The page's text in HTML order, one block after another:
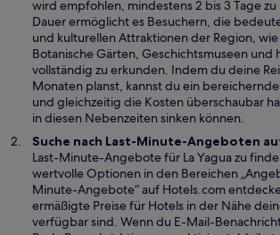
r
g
e
ö
f
f
n
e
t
F
e
n
s
t
e
r
g
e
ö
f
f
n
e
wird empfohlen, mindestens 2 bis 3 Tage
Dauer ermöglicht es Besuchern, die
und kulturellen Attraktionen der Region,
Botanische Gärten, Geschichtsmuseen und
vollständig zu erkunden. Indem du deine
Monaten planst, kannst du ein
und gleichzeitig die Kosten überschaubar
in diesen Nebenzeiten sinken können.
Suche nach Last-Minute-Angeboten
Last-Minute-Angebote für La Yagua zu
wertvolle Optionen in den Bereichen
Minute-Angebote“ auf Hotels.com
ermäßigte Preise für Hotels in der Nähe
verfügbar sind. Wenn du E-Mail-